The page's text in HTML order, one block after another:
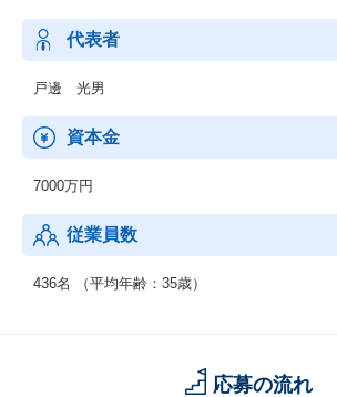
■ファシリティーサービス：
・電気設備 設計施工
・ネットワーク設備 設計施工
・セキュリティ設備 設計施工
■保守サービス：
・ネットワーク設備 保守
・サーバ・クライアントPC・ネットワーク機
■アウトソーシングサービス：
・BPO
代表者
戸邊 光男
資本金
7000万円
従業員数
436名 （平均年齢：35歳）
応募の流れ